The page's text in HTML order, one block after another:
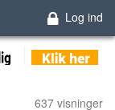
Log ind
637 visninger